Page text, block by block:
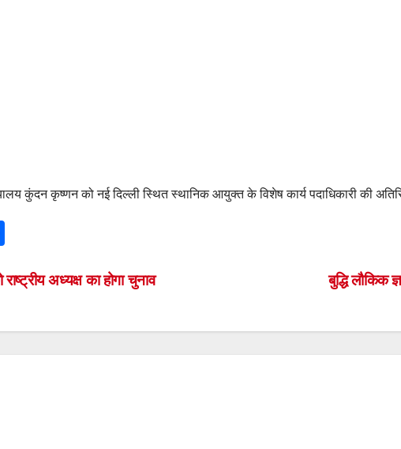
कुंदन कृष्णन को नई दिल्ली स्थित स्थानिक आयुक्त के विशेष कार्य पदाधिकारी की
ar
बुद्धि लौकिक
अध्यक्ष का होगा चुनाव